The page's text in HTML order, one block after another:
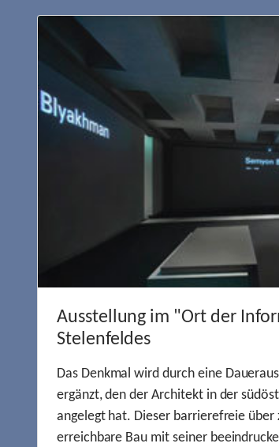
Ausstellung im "Ort der
Stelenfeldes
Das Denkmal wird durch eine
ergänzt, den der Architekt in der
angelegt hat. Dieser barrierefreie über
erreichbare Bau mit seiner